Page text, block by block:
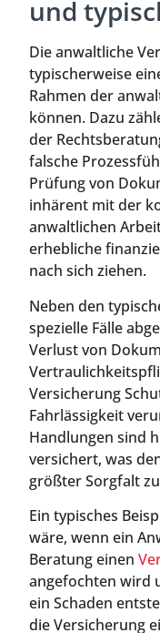
und
Die anwaltliche
typischerweise
Rahmen der
können. Dazu
der
falsche
Prüfung von
inhärent mit der
anwaltlichen
erhebliche
nach sich ziehen.
Neben den
spezielle Fälle
Verlust von
Versicherung
Fahrlässigkeit
Handlungen sind
versichert, was
größter Sorgfalt
Ein typisches
wäre, wenn ein
Beratung einen
angefochten wird
ein Schaden
die Versicherung